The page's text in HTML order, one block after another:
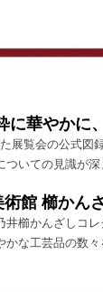
に華やかに
展覧会の公式図
いての見識が深
館 櫛かん
井櫛かんざしコ
な工芸品の数々